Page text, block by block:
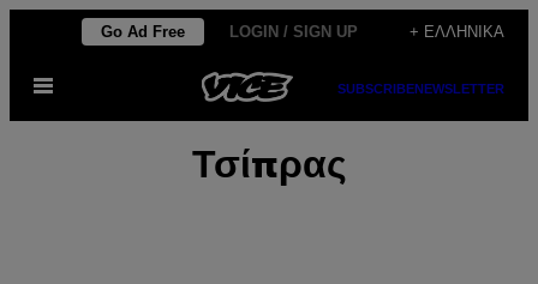
Μετάβαση
περιεχόμενο
Go Ad Free LOGIN / SIGN UP + ΕΛΛΗΝΙΚΆ
Ανοίξτε
μενού
SUBSCRIBENEWSLETTER
Τσίπρας